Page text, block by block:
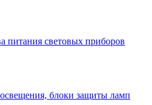
питания световых приборов
блоки защиты ламп